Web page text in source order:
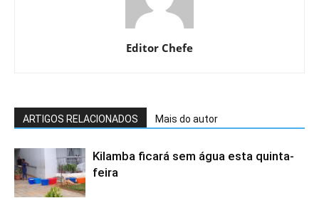
Editor Chefe
ARTIGOS RELACIONADOS Mais do autor
Kilamba ficará sem água esta quinta-
feira